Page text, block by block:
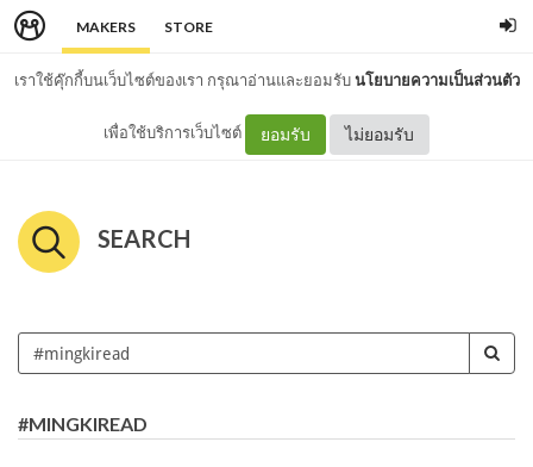
MAKERS STORE
เราใช้คุ๊กกี้บนเว็บไซต์ของเรา กรุณาอ่านและยอมรับนโยบายความเป็นส่วนตัว
เพื่อใช้บริการเว็บไซต์ ยอมรับ ไม่ยอมรับ
SEARCH
#MINGKIREAD